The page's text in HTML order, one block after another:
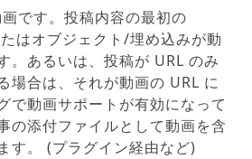
です。投稿内容の最初の
はオブジェクト/埋め込みが動
。あるいは、投稿が URL のみ
場合は、それが動画の URL に
で動画サポートが有効になって
の添付ファイルとして動画を含
す。 (プラグイン経由など)